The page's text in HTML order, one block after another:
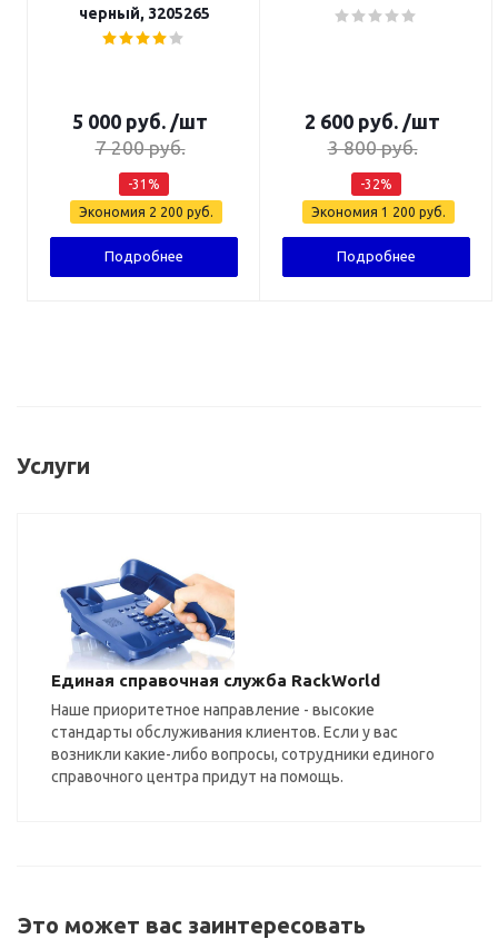
черный, 3205265
5 000 руб. /шт
7 200руб.
-31 %
Экономия 2 200 руб.
Подробнее
2 600 руб. /шт
3 800руб.
-32%
Экономия 1 200 руб.
Подробнее
Услуги
Единая справочная служба RackWorld
Наше приоритетное направление - высокие
стандарты обслуживания клиентов. Если у вас
возникли какие-либо вопросы, сотрудники единого
справочного центра придут на помощь.
Это может вас заинтересовать